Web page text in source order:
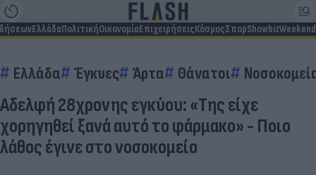
ΕλλάδαΠολιτικήΟικονομίαΕπιχειρήσειςΚόσμοςΣπορShowbizWeekend
Ελλάδα Έγκυες Άρτα Θάνατοι
Αδελφή 28χρονης εγκύου: «Της είχε
χορηγηθεί ξανά αυτό το φάρμακο» - Ποιο
λάθος έγινε στο νοσοκομείο